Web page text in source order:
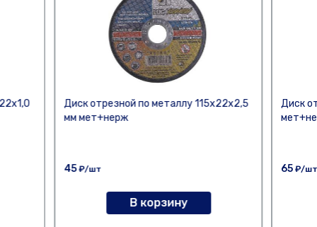
Диск отрезной по металлу 115х22х2,5
мм мет+нерж
45₽/шт
В корзину
Диск
65 ₽/